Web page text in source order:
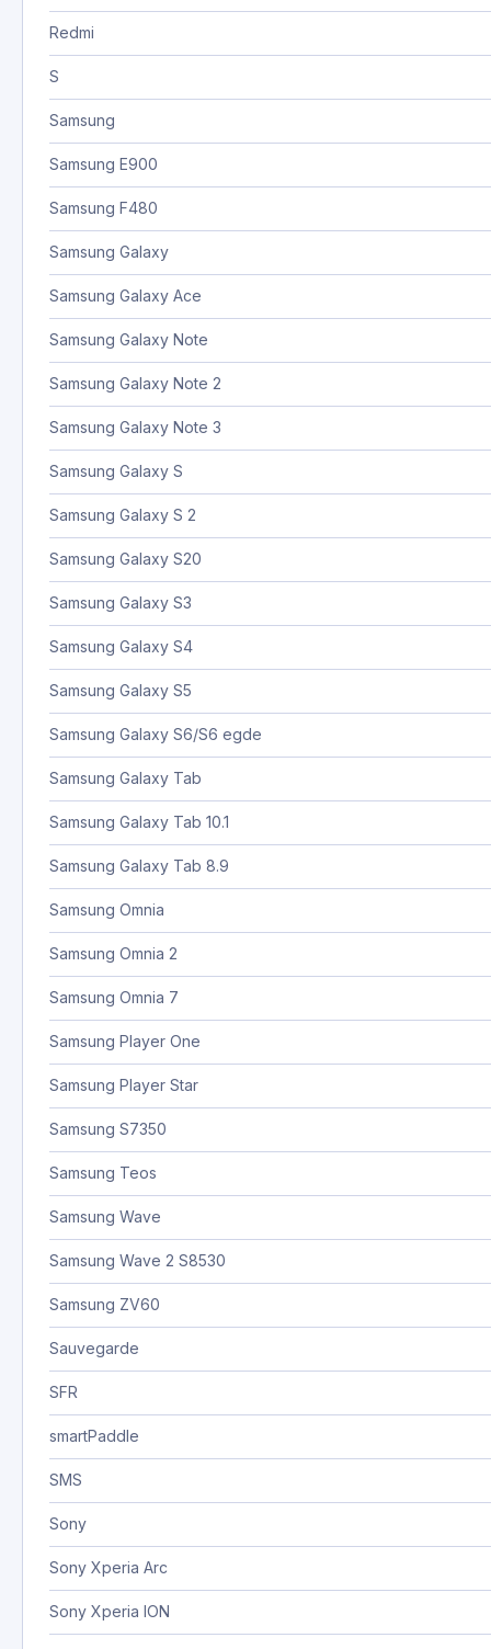
Redmi
S
Samsung
Samsung E900
Samsung F480
Samsung Galaxy
Samsung Galaxy Ace
Samsung Galaxy Note
Samsung Galaxy Note 2
Samsung Galaxy Note 3
Samsung Galaxy S
Samsung Galaxy S 2
Samsung Galaxy S20
Samsung Galaxy S3
Samsung Galaxy S4
Samsung Galaxy S5
Samsung Galaxy S6/S6 egde
Samsung Galaxy Tab
Samsung Galaxy Tab 10.1
Samsung Galaxy Tab 8.9
Samsung Omnia
Samsung Omnia 2
Samsung Omnia 7
Samsung Player One
Samsung Player Star
Samsung S7350
Samsung Teos
Samsung Wave
Samsung Wave 2 S8530
Samsung ZV60
Sauvegarde
SFR
smartPaddle
SMS
Sony
Sony Xperia Arc
Sony Xperia ION